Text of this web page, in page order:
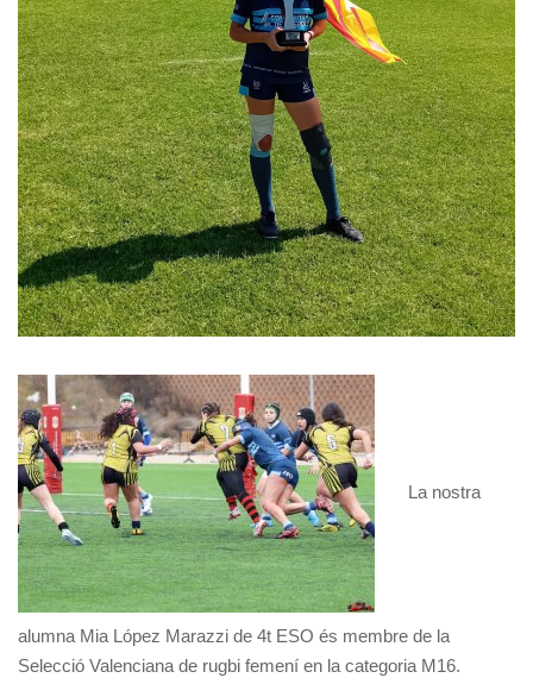
La nostra
alumna Mia López Marazzi de 4t ESO és membre de la
Selecció Valenciana de rugbi femení en la categoria M16.